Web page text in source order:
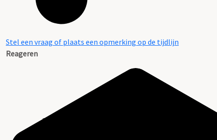
Stel een vraag of plaats een opmerking op de tijdlijn
Reageren